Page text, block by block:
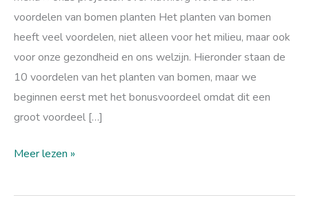
voordelen van bomen planten Het planten van bomen
heeft veel voordelen, niet alleen voor het milieu, maar ook
voor onze gezondheid en ons welzijn. Hieronder staan de
10 voordelen van het planten van bomen, maar we
beginnen eerst met het bonusvoordeel omdat dit een
groot voordeel […]
Meer lezen »